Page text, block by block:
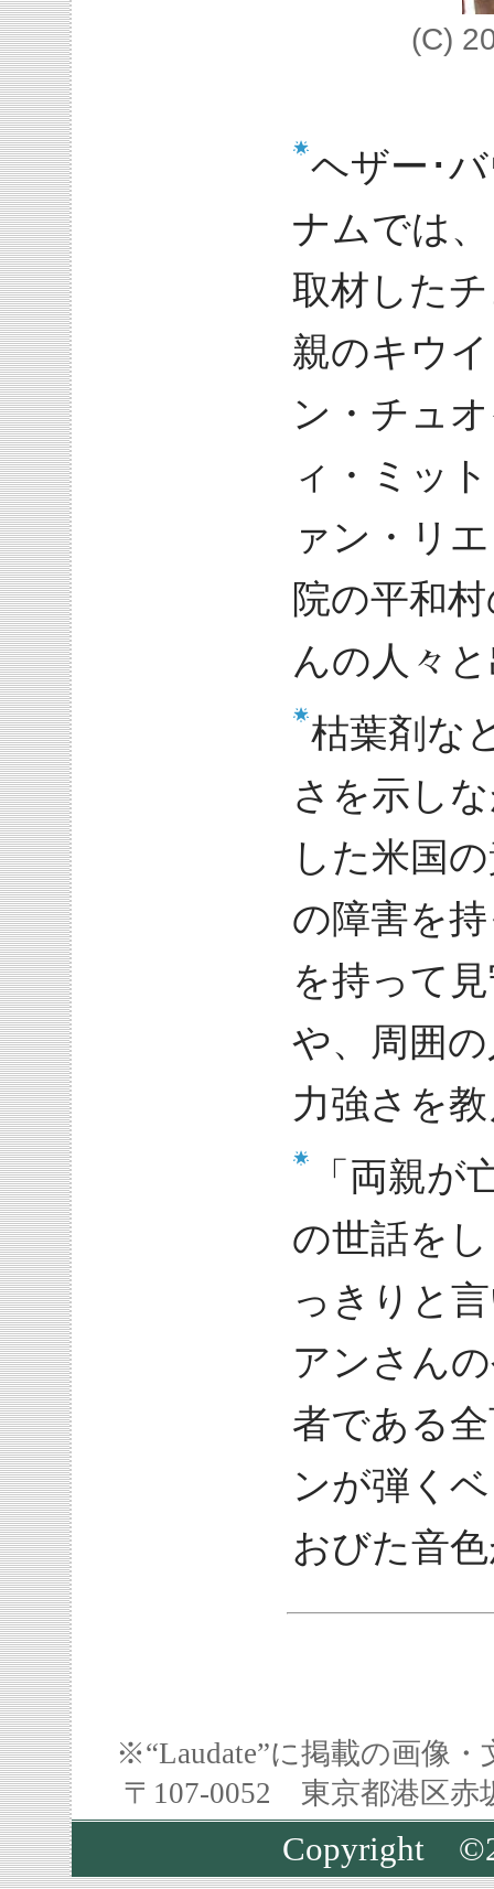
(C)
ヘザー･
ナムでは
取材した
親のキウ
ン・チュ
ィ・ミッ
ァン・リ
院の平和
んの人々
枯葉剤な
さを示し
した米国
の障害を
を持って
や、周囲
力強さを
「両親
の世話を
っきりと
アンさん
者である
ンが弾く
おびた音
※“Laudate”に掲載の画像
〒107-0052 東京都港区
Copyright